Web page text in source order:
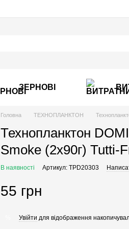
ЗЕРНОВІ
Головна ТЕХНОПЛАНКТОН
Технопланктон
Smoke (2х90г) Tutti-
В наявності Артикул: TPD20303
55 грн
Увійти для відображення